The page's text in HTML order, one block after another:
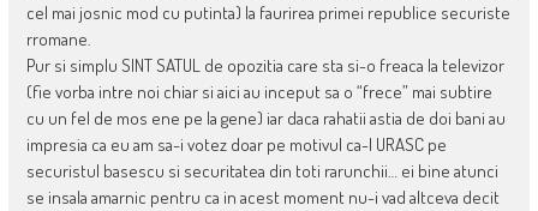
cel mai josnic mod cu putinta) la faurirea primei republice securiste
rromane.
Pur si simplu SINT SATUL de opozitia care sta si-o freaca la televizor
(fie vorba intre noi chiar si aici au inceput sa o “frece” mai subtire
cu un fel de mos ene pe la gene) iar daca rahatii astia de doi bani au
impresia ca eu am sa-i votez doar pe motivul ca-l URASC pe
securistul basescu si securitatea din toti rarunchii… ei bine atunci
se insala amarnic pentru ca in acest moment nu-i vad altceva decit